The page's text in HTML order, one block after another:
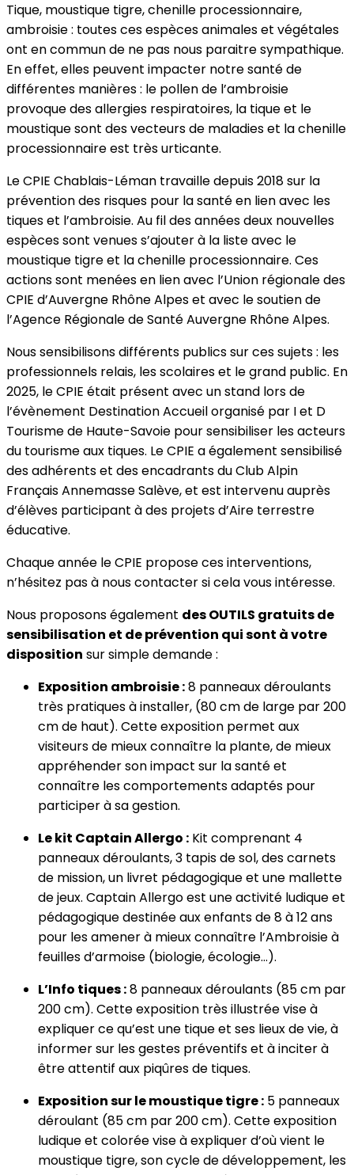
Tique, moustique tigre, chenille processionnaire,
ambroisie : toutes ces espèces animales et végétales
ont en commun de ne pas nous paraitre sympathique.
En effet, elles peuvent impacter notre santé de
différentes manières : le pollen de l’ambroisie
provoque des allergies respiratoires, la tique et le
moustique sont des vecteurs de maladies et la chenille
processionnaire est très urticante.
Le CPIE Chablais-Léman travaille depuis 2018 sur la
prévention des risques pour la santé en lien avec les
tiques et l’ambroisie. Au fil des années deux nouvelles
espèces sont venues s’ajouter à la liste avec le
moustique tigre et la chenille processionnaire. Ces
actions sont menées en lien avec l’Union régionale des
CPIE d’Auvergne Rhône Alpes et avec le soutien de
l’Agence Régionale de Santé Auvergne Rhône Alpes.
Nous sensibilisons différents publics sur ces sujets : les
professionnels relais, les scolaires et le grand public. En
2025, le CPIE était présent avec un stand lors de
l’évènement Destination Accueil organisé par I et D
Tourisme de Haute-Savoie pour sensibiliser les acteurs
du tourisme aux tiques. Le CPIE a également sensibilisé
des adhérents et des encadrants du Club Alpin
Français Annemasse Salève, et est intervenu auprès
d’élèves participant à des projets d’Aire terrestre
éducative.
Chaque année le CPIE propose ces interventions,
n’hésitez pas à nous contacter si cela vous intéresse.
Nous proposons également des OUTILS gratuits de
sensibilisation et de prévention qui sont à votre
disposition sur simple demande :
Exposition ambroisie :8 panneaux déroulants
très pratiques à installer, (80 cm de large par 200
cm de haut). Cette exposition permet aux
visiteurs de mieux connaître la plante, de mieux
appréhender son impact sur la santé et
connaître les comportements adaptés pour
participer à sa gestion.
Le kit Captain Allergo : Kit comprenant 4
panneaux déroulants, 3 tapis de sol, des carnets
de mission, un livret pédagogique et une mallette
de jeux. Captain Allergo est une activité ludique et
pédagogique destinée aux enfants de 8 à 12 ans
pour les amener à mieux connaître l’Ambroisie à
feuilles d’armoise (biologie, écologie…).
L’Info tiques :8 panneaux déroulants (85 cm par
200 cm). Cette exposition très illustrée vise à
expliquer ce qu’est une tique et ses lieux de vie, à
informer sur les gestes préventifs et à inciter à
être attentif aux piqûres de tiques.
Exposition sur le moustique tigre : 5 panneaux
déroulant (85 cm par 200 cm). Cette exposition
ludique et colorée vise à expliquer d’où vient le
moustique tigre, son cycle de développement, les